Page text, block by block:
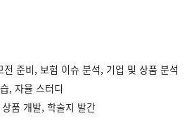
준비, 보험 이슈 분석, 기업 및 상품 분석
, 자율 스터디
품 개발, 학술지 발간